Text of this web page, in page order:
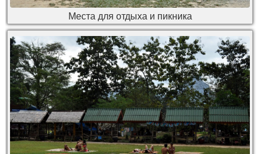
Места для отдыха и пикника